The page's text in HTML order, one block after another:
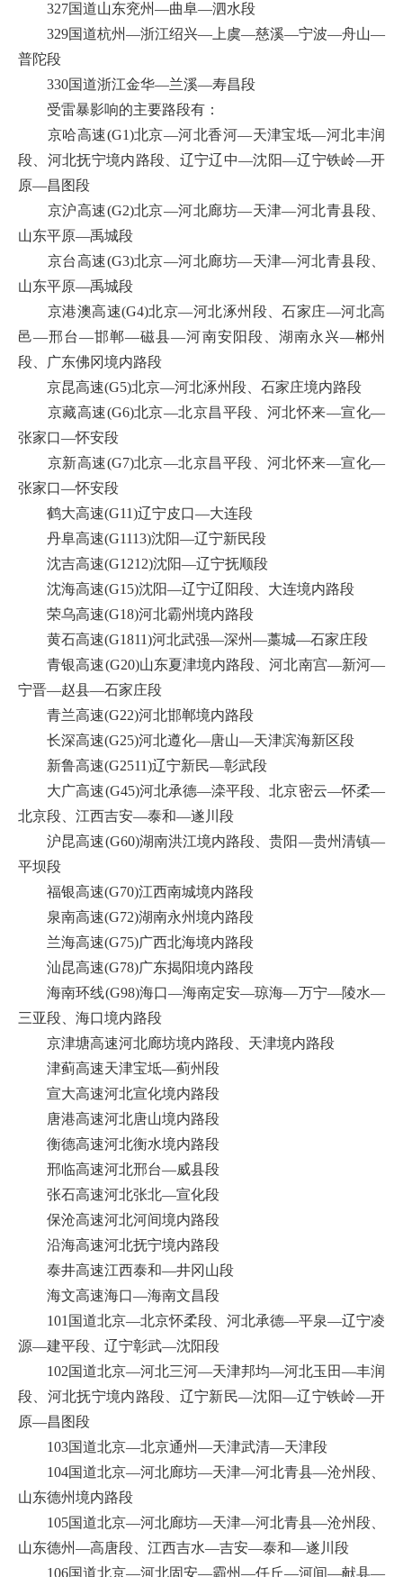
327国道山东兖州—曲阜—泗水段
329国道杭州—浙江绍兴—上虞—慈溪—宁波—舟山—
普陀段
330国道浙江金华—兰溪—寿昌段
受雷暴影响的主要路段有：
京哈高速(G1)北京—河北香河—天津宝坻—河北丰润
段、河北抚宁境内路段、辽宁辽中—沈阳—辽宁铁岭—开
原—昌图段
京沪高速(G2)北京—河北廊坊—天津—河北青县段、
山东平原—禹城段
京台高速(G3)北京—河北廊坊—天津—河北青县段、
山东平原—禹城段
京港澳高速(G4)北京—河北涿州段、石家庄—河北高
邑—邢台—邯郸—磁县—河南安阳段、湖南永兴—郴州
段、广东佛冈境内路段
京昆高速(G5)北京—河北涿州段、石家庄境内路段
京藏高速(G6)北京—北京昌平段、河北怀来—宣化—
张家口—怀安段
京新高速(G7)北京—北京昌平段、河北怀来—宣化—
张家口—怀安段
鹤大高速(G11)辽宁皮口—大连段
丹阜高速(G1113)沈阳—辽宁新民段
沈吉高速(G1212)沈阳—辽宁抚顺段
沈海高速(G15)沈阳—辽宁辽阳段、大连境内路段
荣乌高速(G18)河北霸州境内路段
黄石高速(G1811)河北武强—深州—藁城—石家庄段
青银高速(G20)山东夏津境内路段、河北南宫—新河—
宁晋—赵县—石家庄段
青兰高速(G22)河北邯郸境内路段
长深高速(G25)河北遵化—唐山—天津滨海新区段
新鲁高速(G2511)辽宁新民—彰武段
大广高速(G45)河北承德—滦平段、北京密云—怀柔—
北京段、江西吉安—泰和—遂川段
沪昆高速(G60)湖南洪江境内路段、贵阳—贵州清镇—
平坝段
福银高速(G70)江西南城境内路段
泉南高速(G72)湖南永州境内路段
兰海高速(G75)广西北海境内路段
汕昆高速(G78)广东揭阳境内路段
海南环线(G98)海口—海南定安—琼海—万宁—陵水—
三亚段、海口境内路段
京津塘高速河北廊坊境内路段、天津境内路段
津蓟高速天津宝坻—蓟州段
宣大高速河北宣化境内路段
唐港高速河北唐山境内路段
衡德高速河北衡水境内路段
邢临高速河北邢台—威县段
张石高速河北张北—宣化段
保沧高速河北河间境内路段
沿海高速河北抚宁境内路段
泰井高速江西泰和—井冈山段
海文高速海口—海南文昌段
101国道北京—北京怀柔段、河北承德—平泉—辽宁凌
源—建平段、辽宁彰武—沈阳段
102国道北京—河北三河—天津邦均—河北玉田—丰润
段、河北抚宁境内路段、辽宁新民—沈阳—辽宁铁岭—开
原—昌图段
103国道北京—北京通州—天津武清—天津段
104国道北京—河北廊坊—天津—河北青县—沧州段、
山东德州境内路段
105国道北京—河北廊坊—天津—河北青县—沧州段、
山东德州—高唐段、江西吉水—吉安—泰和—遂川段
106国道北京—河北固安—霸州—任丘—河间—献县—